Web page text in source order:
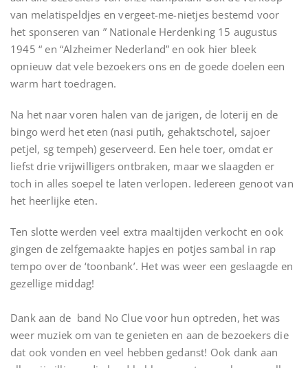
van melatispeldjes en vergeet-me-nietjes bestemd voor
het sponseren van ” Nationale Herdenking 15 augustus
1945 “ en “Alzheimer Nederland” en ook hier bleek
opnieuw dat vele bezoekers ons en de goede doelen een
warm hart toedragen.
Na het naar voren halen van de jarigen, de loterij en de
bingo werd het eten (nasi putih, gehaktschotel, sajoer
petjel, sg tempeh) geserveerd. Een hele toer, omdat er
liefst drie vrijwilligers ontbraken, maar we slaagden er
toch in alles soepel te laten verlopen. Iedereen genoot van
het heerlijke eten.
Ten slotte werden veel extra maaltijden verkocht en ook
gingen de zelfgemaakte hapjes en potjes sambal in rap
tempo over de ‘toonbank’. Het was weer een geslaagde en
gezellige middag!
Dank aan de band No Clue voor hun optreden, het was
weer muziek om van te genieten en aan de bezoekers die
dat ook vonden en veel hebben gedanst! Ook dank aan